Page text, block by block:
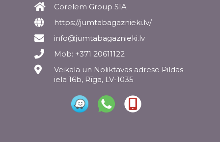
Corelem Group SIA
https://jumtabagaznieki.lv/
info@jumtabagaznieki.lv
Mob: +371 20611122
Veikala un Noliktavas adrese Pildas
iela 16b, Rīga, LV-1035